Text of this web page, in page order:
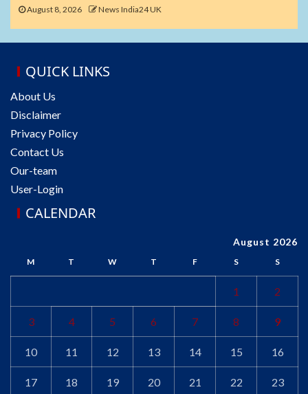
August 8, 2026 News India24 UK
QUICK LINKS
About Us
Disclaimer
Privacy Policy
Contact Us
Our-team
User-Login
CALENDAR
August 2026
M T W T F S S
1 2
3 4 5 6 7 8 9
10 11 12 13 14 15 16
17 18 19 20 21 22 23